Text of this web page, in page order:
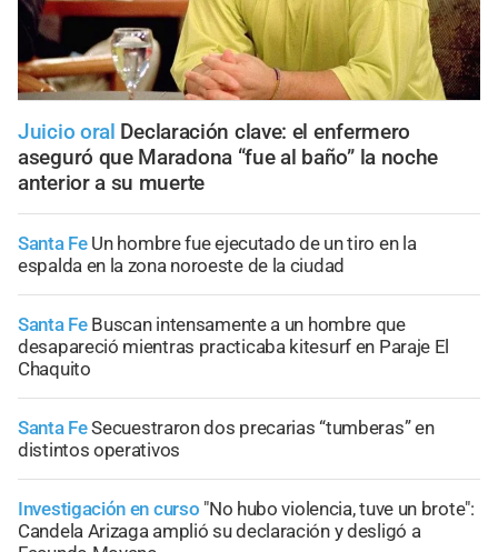
Juicio oral Declaración clave: el enfermero
aseguró que Maradona “fue al baño” la noche
anterior a su muerte
Santa Fe Un hombre fue ejecutado de un tiro en la
espalda en la zona noroeste de la ciudad
Santa Fe Buscan intensamente a un hombre que
desapareció mientras practicaba kitesurf en Paraje El
Chaquito
Santa FeSecuestraron dos precarias “tumberas” en
distintos operativos
Investigación en curso "No hubo violencia, tuve un brote":
Candela Arizaga amplió su declaración y desligó a